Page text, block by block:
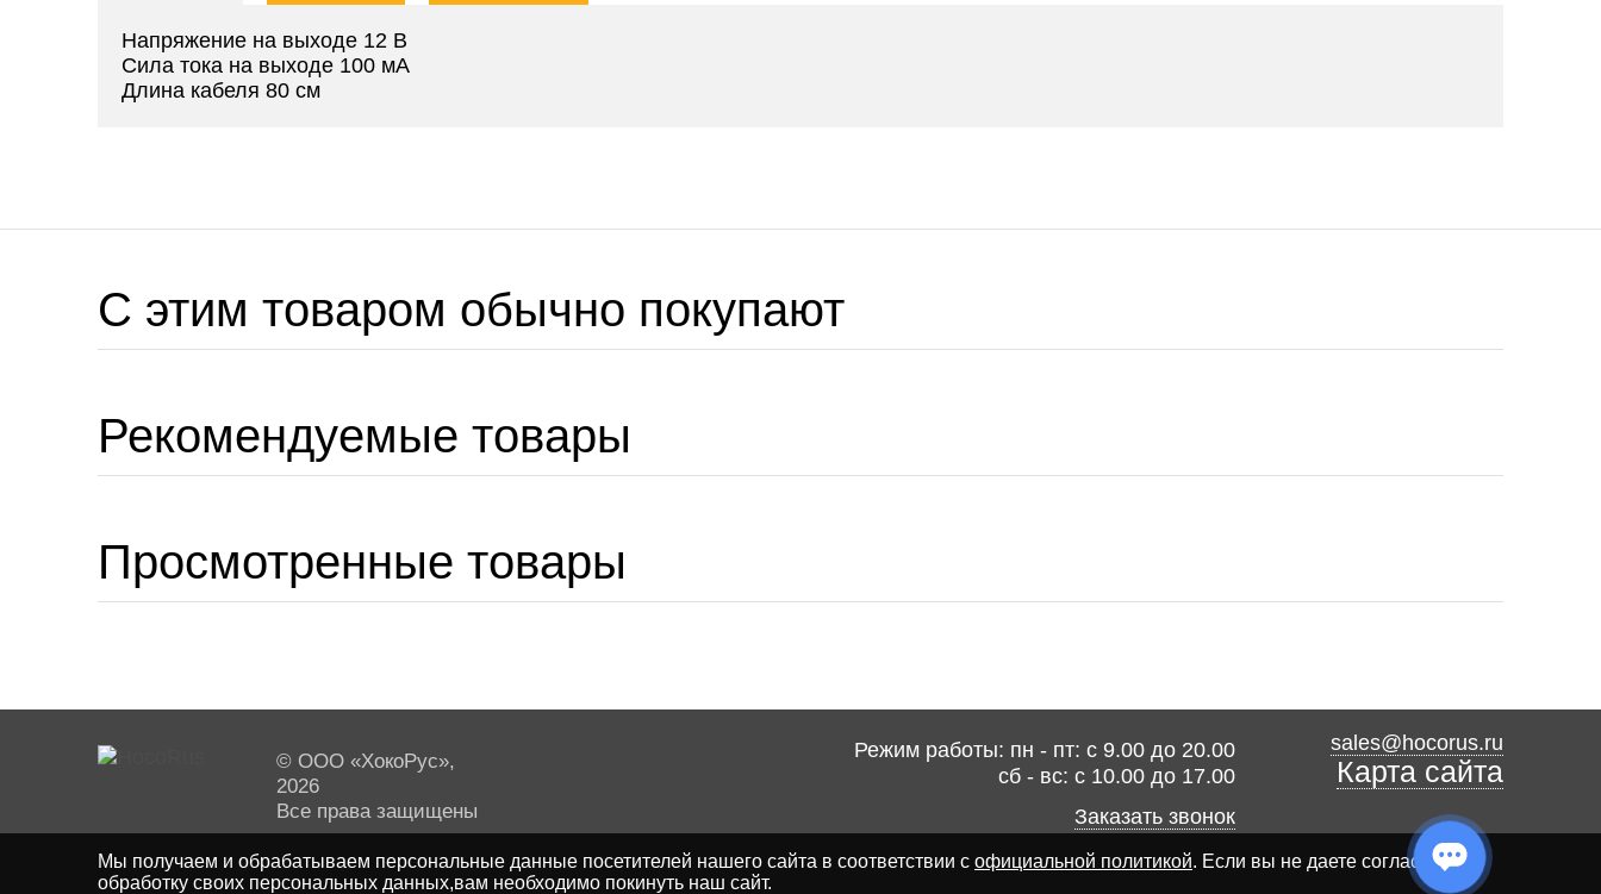
Напряжение на выходе 12 В
Сила тока на выходе 100 мА
Длина кабеля 80 см
C этим товаром обычно покупают
Рекомендуемые товары
Просмотренные товары
© ООО «ХокоРус»,
2026
Все права защищены
Режим работы: пн - пт: с 9.00 до 20.00
сб - вс: с 10.00 до 17.00
Заказать звонок
sales@hocorus.ru
Карта сайта
Мы получаем и обрабатываем персональные данные посетителей нашего сайта в соответствии с официальной политикой. Если вы не даете согласия на
обработку своих персональных данных,вам необходимо покинуть наш сайт.